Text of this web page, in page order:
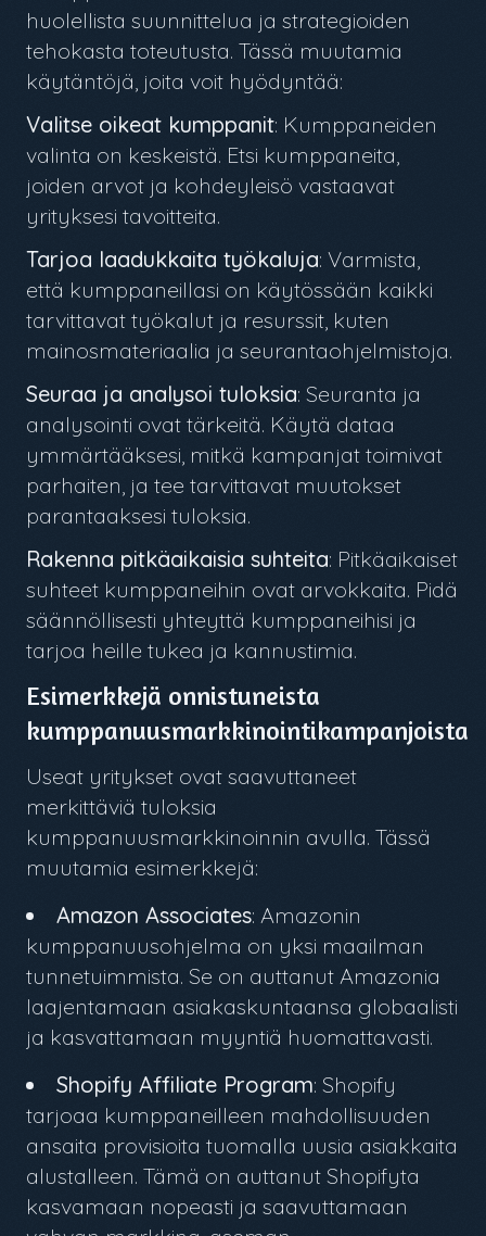
huolellista suunnittelua ja strategioiden
tehokasta toteutusta. Tässä muutamia
käytäntöjä, joita voit hyödyntää:
Valitse oikeat kumppanit: Kumppaneiden
valinta on keskeistä. Etsi kumppaneita,
joiden arvot ja kohdeyleisö vastaavat
yrityksesi tavoitteita.
Tarjoa laadukkaita työkaluja: Varmista,
että kumppaneillasi on käytössään kaikki
tarvittavat työkalut ja resurssit, kuten
mainosmateriaalia ja seurantaohjelmistoja.
Seuraa ja analysoi tuloksia: Seuranta ja
analysointi ovat tärkeitä. Käytä dataa
ymmärtääksesi, mitkä kampanjat toimivat
parhaiten, ja tee tarvittavat muutokset
parantaaksesi tuloksia.
Rakenna pitkäaikaisia suhteita: Pitkäaikaiset
suhteet kumppaneihin ovat arvokkaita. Pidä
säännöllisesti yhteyttä kumppaneihisi ja
tarjoa heille tukea ja kannustimia.
Esimerkkejä onnistuneista
kumppanuusmarkkinointikampanjoista
Useat yritykset ovat saavuttaneet
merkittäviä tuloksia
kumppanuusmarkkinoinnin avulla. Tässä
muutamia esimerkkejä:
Amazon Associates: Amazonin
kumppanuusohjelma on yksi maailman
tunnetuimmista. Se on auttanut Amazonia
laajentamaan asiakaskuntaansa globaalisti
ja kasvattamaan myyntiä huomattavasti.
Shopify Affiliate Program: Shopify
tarjoaa kumppaneilleen mahdollisuuden
ansaita provisioita tuomalla uusia asiakkaita
alustalleen. Tämä on auttanut Shopifyta
kasvamaan nopeasti ja saavuttamaan